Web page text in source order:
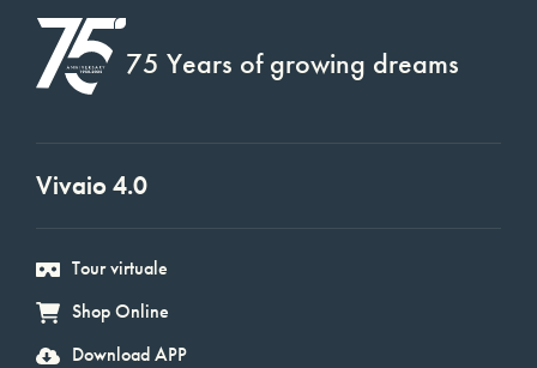
75 Years of growing dreams
Vivaio 4.0
Tour virtuale
Shop Online
Download APP